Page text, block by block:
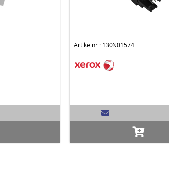
Artikelnr.: 130N01574